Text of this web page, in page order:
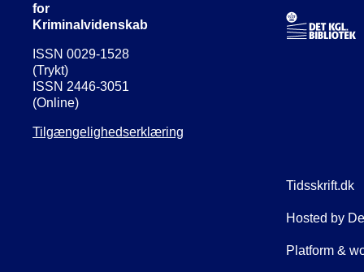
for
Kriminalvidenskab
ISSN 0029-1528
(Trykt)
ISSN 2446-3051
(Online)
Tilgængelighedserklæring